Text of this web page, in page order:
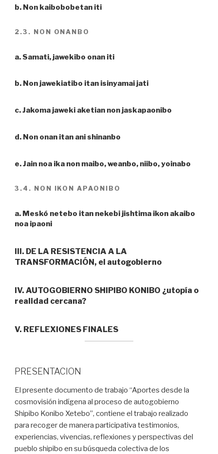
b. Non kaibobobetan iti
2.3. NON ONANBO
a. Samati, jawekibo onan iti
b. Non jawekiatibo itan isinyamai jati
c. Jakoma jaweki aketian non jaskapaonibo
d. Non onan itan ani shinanbo
e. Jain noa ika non maibo, weanbo, niibo, yoinabo
3.4. NON IKON APAONIBO
a. Meskó netebo itan nekebi jishtima ikon akaibo
noa ipaoni
III. DE LA RESISTENCIA A LA
TRANSFORMACIÓN, el autogobierno
IV. AUTOGOBIERNO SHIPIBO KONIBO ¿utopía o
realidad cercana?
V. REFLEXIONES FINALES
PRESENTACION
El presente documento de trabajo “Aportes desde la
cosmovisión indígena al proceso de autogobierno
Shipibo Konibo Xetebo”, contiene el trabajo realizado
para recoger de manera participativa testimonios,
experiencias, vivencias, reflexiones y perspectivas del
pueblo shipibo en su búsqueda colectiva de los